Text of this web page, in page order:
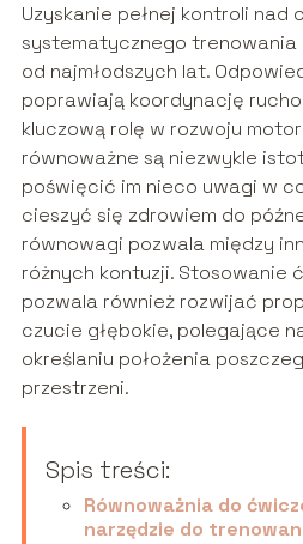
Uzyskanie pełnej kontroli nad
systematycznego trenowania
od najmłodszych lat.
poprawiają koordynację
kluczową rolę w rozwoju
równoważne są niezwykle
poświęcić im nieco uwagi w
cieszyć się zdrowiem do
równowagi pozwala między
różnych kontuzji. Stosowanie
pozwala również rozwijać
czucie głębokie, polegające
określaniu położenia
przestrzeni.
Spis treści:
Równoważnia do
narzędzie do